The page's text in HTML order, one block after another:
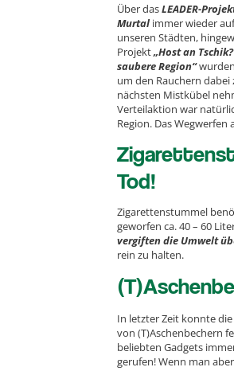
Über dasLEADER-
Murtalimmer wieder
unseren Städten,
Projekt„Host an
saubere Region“
um den Rauchern
nächsten Mistkübel
Verteilaktion war
Region. Das
Tod!
Zigarettenstummel
geworfen ca. 40 – 60
vergiften die Umwelt
rein zu halten.
In letzter Zeit konnte
von (T)Aschenbechern
beliebten Gadgets
gerufen! Wenn man